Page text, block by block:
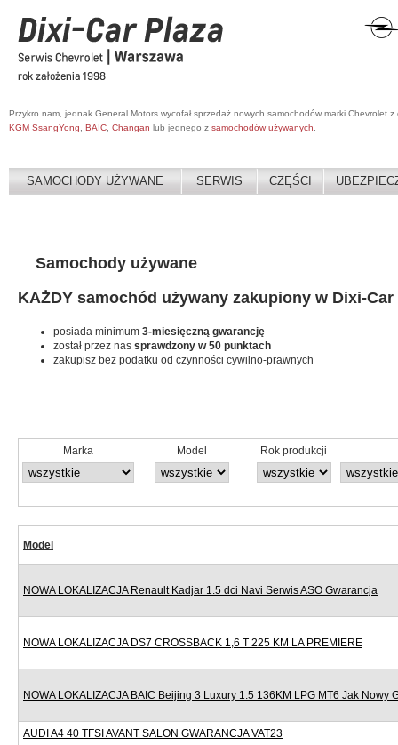
Przykro nam, jednak General Motors wycofał sprzedaż nowych samochodów marki Chevrolet
KGM SsangYong
BAIC Changan lub jednego z samochodów używanych
SAMOCHODY UŻYWANE SERWIS CZĘŚCI
Samochody używane
KAŻDY samochód używany zakupiony w Dixi-Car
posiada minimum 3-miesięczną gwarancję
został przez nas sprawdzony w 50 punktach
zakupisz bez podatku od czynności cywilno-prawnych
Marka Model Rok produkcji
Model
NOWA LOKALIZACJA Renault Kadjar 1.5 dci Navi Serwis ASO Gwarancja
NOWA LOKALIZACJA DS7 CROSSBACK 1,6 T 225 KM LA PREMIERE
NOWA LOKALIZACJA BAIC Beijing 3 Luxury 1.5 136KM LPG MT6 Jak Nowy
AUDI A4 40 TFSI AVANT SALON GWARANCJA VAT23